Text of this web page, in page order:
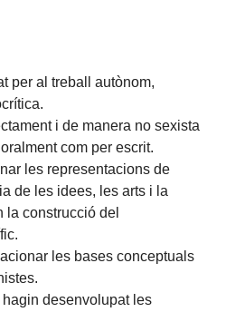
per al treball autònom,
i de manera no sexista
com per escrit.
les representacions de
de les idees, les arts i la
la construcció del
les bases conceptuals
desenvolupat les